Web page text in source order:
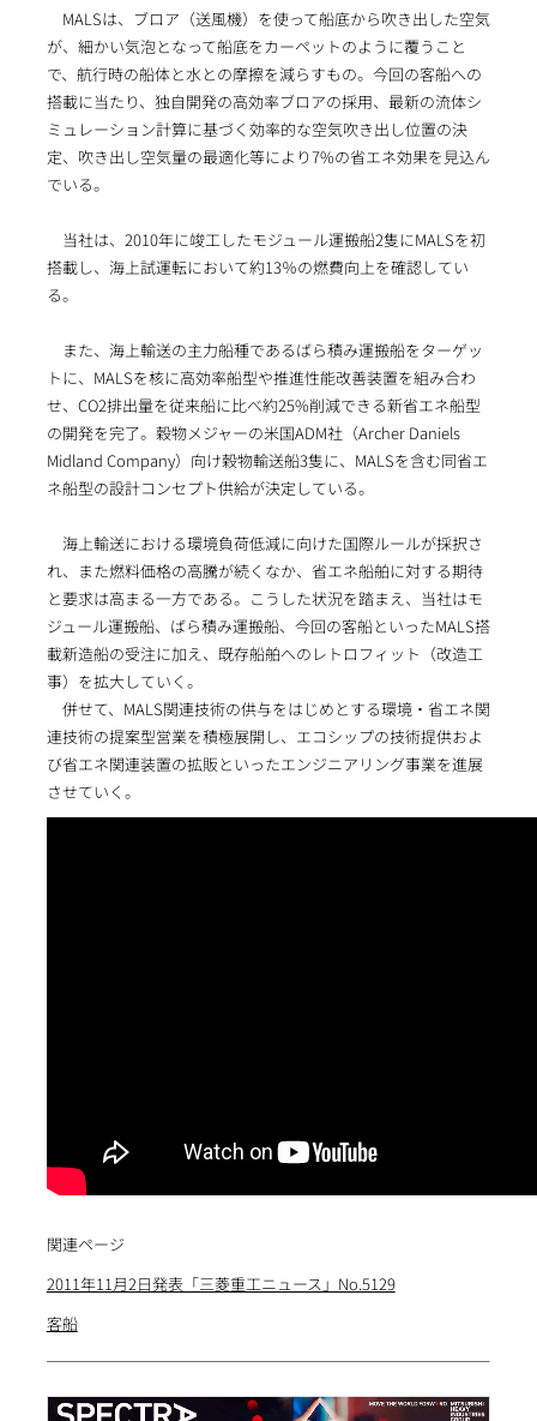
MALSは、ブロア（送風機）を使って船底から吹き出した空気
が、細かい気泡となって船底をカーペットのように覆うこと
で、航行時の船体と水との摩擦を減らすもの。今回の客船への
搭載に当たり、独自開発の高効率ブロアの採用、最新の流体シ
ミュレーション計算に基づく効率的な空気吹き出し位置の決
定、吹き出し空気量の最適化等により7%の省エネ効果を見込ん
でいる。
当社は、2010年に竣工したモジュール運搬船2隻にMALSを初
搭載し、海上試運転において約13％の燃費向上を確認してい
る。
また、海上輸送の主力船種であるばら積み運搬船をターゲッ
トに、MALSを核に高効率船型や推進性能改善装置を組み合わ
せ、CO2排出量を従来船に比べ約25%削減できる新省エネ船型
の開発を完了。穀物メジャーの米国ADM社（Archer Daniels
Midland Company）向け穀物輸送船3隻に、MALSを含む同省エ
ネ船型の設計コンセプト供給が決定している。
海上輸送における環境負荷低減に向けた国際ルールが採択さ
れ、また燃料価格の高騰が続くなか、省エネ船舶に対する期待
と要求は高まる一方である。こうした状況を踏まえ、当社はモ
ジュール運搬船、ばら積み運搬船、今回の客船といったMALS搭
載新造船の受注に加え、既存船舶へのレトロフィット（改造工
事）を拡大していく。
併せて、MALS関連技術の供与をはじめとする環境・省エネ関
連技術の提案型営業を積極展開し、エコシップの技術提供およ
び省エネ関連装置の拡販といったエンジニアリング事業を進展
させていく。
関連ページ
2011年11月2日発表「三菱重工ニュース」No.5129
客船